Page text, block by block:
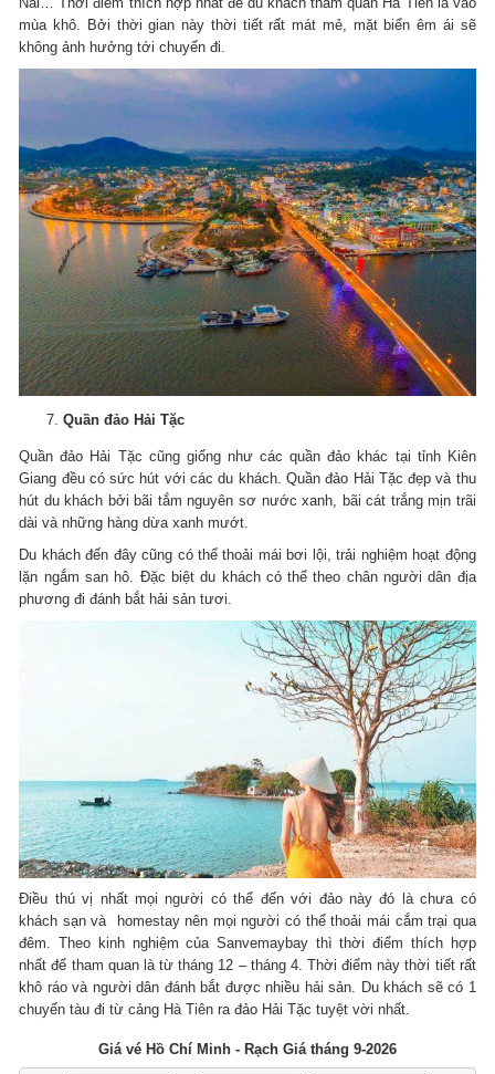
mùa khô. Bởi thời gian này thời tiết rất mát mẻ, mặt biển êm ái sẽ
không ảnh hưởng tới chuyến đi.
Quần đảo Hải Tặc
Quần đảo Hải Tặc cũng giống như các quần đảo khác tại tỉnh Kiên
Giang đều có sức hút với các du khách. Quần đảo Hải Tặc đẹp và thu
hút du khách bởi bãi tắm nguyên sơ nước xanh, bãi cát trắng mịn trãi
dài và những hàng dừa xanh mướt.
Du khách đến đây cũng có thể thoải mái bơi lội, trải nghiệm hoạt động
lặn ngắm san hô. Đặc biệt du khách có thể theo chân người dân địa
phương đi đánh bắt hải sản tươi.
Điều thú vị nhất mọi người có thể đến với đảo này đó là chưa có
khách sạn và homestay nên mọi người có thể thoải mái cắm trại qua
đêm. Theo kinh nghiệm của Sanvemaybay thì thời điểm thích hợp
nhất để tham quan là từ tháng 12 – tháng 4. Thời điểm này thời tiết rất
khô ráo và người dân đánh bắt được nhiều hải sản. Du khách sẽ có 1
chuyến tàu đi từ cảng Hà Tiên ra đảo Hải Tặc tuyệt vời nhất.
Giá vé Hồ Chí Minh - Rạch Giá tháng 9-2026